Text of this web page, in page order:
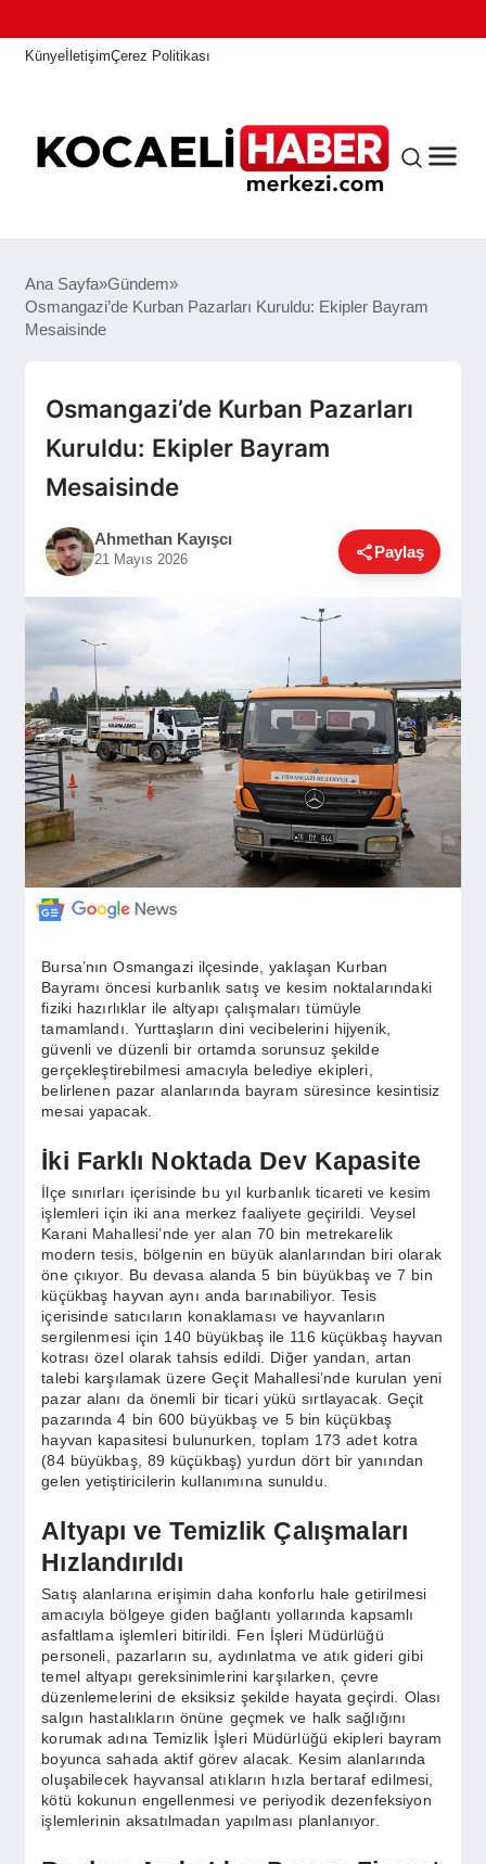
KünyeİletişimÇerez Politikası
ANASAYFA
EĞITIM
EKONOMI
DÜNYA
SAĞLIK
SPOR
YAŞAM
Ana Sayfa Gündem
Osmangazi’de Kurban Pazarları Kuruldu: Ekipler Bayram
Mesaisinde
Osmangazi’de Kurban Pazarları
Kuruldu: Ekipler Bayram
Mesaisinde
Ahmethan Kayışcı
21 Mayıs 2026 Paylaş
Bursa’nın Osmangazi ilçesinde, yaklaşan Kurban
Bayramı öncesi kurbanlık satış ve kesim noktalarındaki
fiziki hazırlıklar ile altyapı çalışmaları tümüyle
tamamlandı. Yurttaşların dini vecibelerini hijyenik,
güvenli ve düzenli bir ortamda sorunsuz şekilde
gerçekleştirebilmesi amacıyla belediye ekipleri,
belirlenen pazar alanlarında bayram süresince kesintisiz
mesai yapacak.
İki Farklı Noktada Dev Kapasite
İlçe sınırları içerisinde bu yıl kurbanlık ticareti ve kesim
işlemleri için iki ana merkez faaliyete geçirildi. Veysel
Karani Mahallesi’nde yer alan 70 bin metrekarelik
modern tesis, bölgenin en büyük alanlarından biri olarak
öne çıkıyor. Bu devasa alanda 5 bin büyükbaş ve 7 bin
küçükbaş hayvan aynı anda barınabiliyor. Tesis
içerisinde satıcıların konaklaması ve hayvanların
sergilenmesi için 140 büyükbaş ile 116 küçükbaş hayvan
kotrası özel olarak tahsis edildi. Diğer yandan, artan
talebi karşılamak üzere Geçit Mahallesi’nde kurulan yeni
pazar alanı da önemli bir ticari yükü sırtlayacak. Geçit
pazarında 4 bin 600 büyükbaş ve 5 bin küçükbaş
hayvan kapasitesi bulunurken, toplam 173 adet kotra
(84 büyükbaş, 89 küçükbaş) yurdun dört bir yanından
gelen yetiştiricilerin kullanımına sunuldu.
Altyapı ve Temizlik Çalışmaları
Hızlandırıldı
Satış alanlarına erişimin daha konforlu hale getirilmesi
amacıyla bölgeye giden bağlantı yollarında kapsamlı
asfaltlama işlemleri bitirildi. Fen İşleri Müdürlüğü
personeli, pazarların su, aydınlatma ve atık gideri gibi
temel altyapı gereksinimlerini karşılarken, çevre
düzenlemelerini de eksiksiz şekilde hayata geçirdi. Olası
salgın hastalıkların önüne geçmek ve halk sağlığını
korumak adına Temizlik İşleri Müdürlüğü ekipleri bayram
boyunca sahada aktif görev alacak. Kesim alanlarında
oluşabilecek hayvansal atıkların hızla bertaraf edilmesi,
kötü kokunun engellenmesi ve periyodik dezenfeksiyon
işlemlerinin aksatılmadan yapılması planlanıyor.